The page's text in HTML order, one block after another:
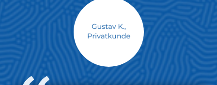
Max Mustermann